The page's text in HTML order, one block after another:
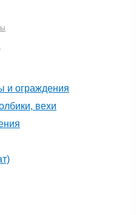
и ограждения
вехи